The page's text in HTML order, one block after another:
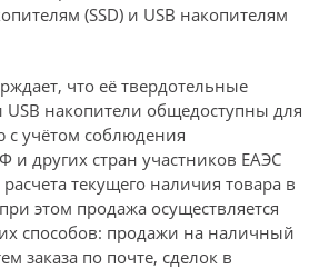
(SSD) и USB накопителям
что её твердотельные
USB накопители общедоступны для
учётом соблюдения
и других стран участников ЕАЭС
текущего наличия товара в
этом продажа осуществляется
способов: продажи на наличный
заказа по почте, сделок в